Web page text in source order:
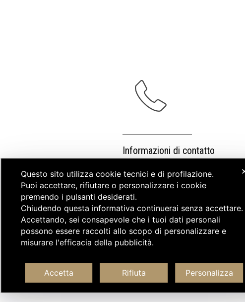
Informazioni di contatto
Questo sito utilizza cookie tecnici e di profilazione.
Puoi accettare, rifiutare o personalizzare i cookie
premendo i pulsanti desiderati.
Chiudendo questa informativa continuerai senza
Accettando, sei consapevole che i tuoi dati personali
possono essere raccolti allo scopo di personalizzare e
misurare l'efficacia della pubblicità.
Accetta Rifiuta Personalizza